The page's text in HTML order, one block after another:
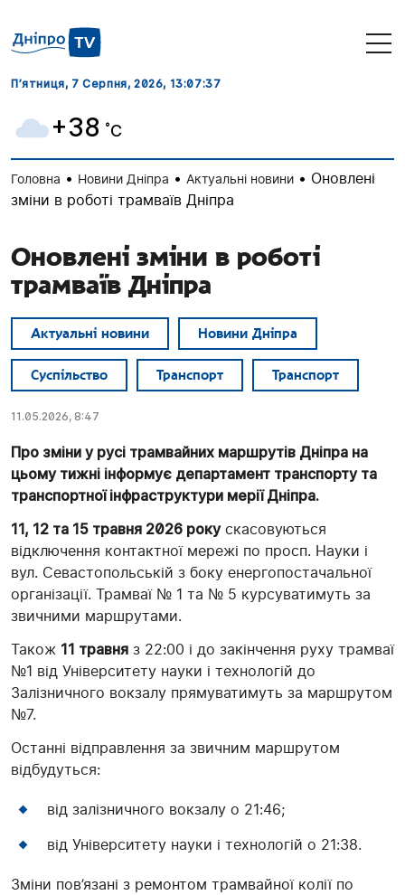
П’ятниця, 7 Серпня, 2026, 13:07:38
+38 ˚C
Головна • Новини Дніпра • Актуальні новини • Оновлені
зміни в роботі трамваїв Дніпра
Оновлені зміни в роботі
трамваїв Дніпра
Актуальні новини Новини Дніпра
Суспільство Транспорт Транспорт
11.05.2026, 8:47
Про зміни у русі трамвайних маршрутів Дніпра на
цьому тижні інформує департамент транспорту та
транспортної інфраструктури мерії Дніпра.
11, 12 та 15 травня 2026 рокускасовуються
відключення контактної мережі по просп. Науки і
вул. Севастопольській з боку енергопостачальної
організації. Трамваї № 1 та № 5 курсуватимуть за
звичними маршрутами.
Також 11 травня з 22:00 і до закінчення руху трамваї
№1 від Університету науки і технологій до
Залізничного вокзалу прямуватимуть за маршрутом
№7.
Останні відправлення за звичним маршрутом
відбудуться:
від залізничного вокзалу о 21:46;
від Університету науки і технологій о 21:38.
Зміни пов’язані з ремонтом трамвайної колії по